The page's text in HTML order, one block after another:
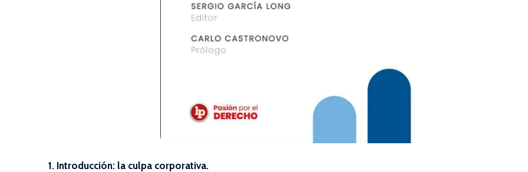
1. Introducción: la culpa corporativa.